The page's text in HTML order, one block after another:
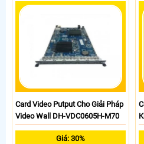
Card Video Putput Cho Giải Pháp
Video Wall DH-VDC0605H-M70
Giá: 30%